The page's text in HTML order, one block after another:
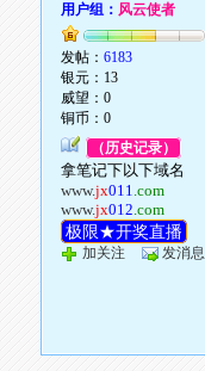
用户组： 风云使者
发帖：6183
银元：13
威望：0
铜币：0
（历史记录）
拿笔记下以下域名
www.jx011.com
www.jx012.com
极限★开奖直播
加关注 发消息